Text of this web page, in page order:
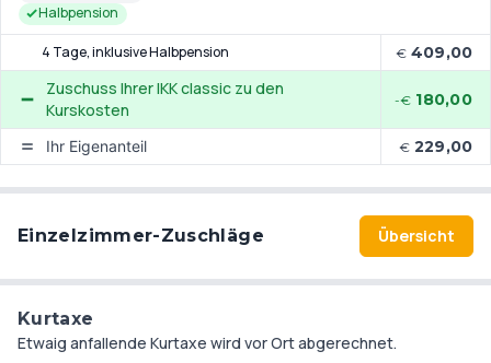
Halbpension
4 Tage, inklusive Halbpension € 409,00
Zuschuss Ihrer IKK classic zu den
Kurskosten
-€ 180,00
Ihr Eigenanteil € 229,00
Einzelzimmer-Zuschläge Übersicht
Kurtaxe
Etwaig anfallende Kurtaxe wird vor Ort abgerechnet.